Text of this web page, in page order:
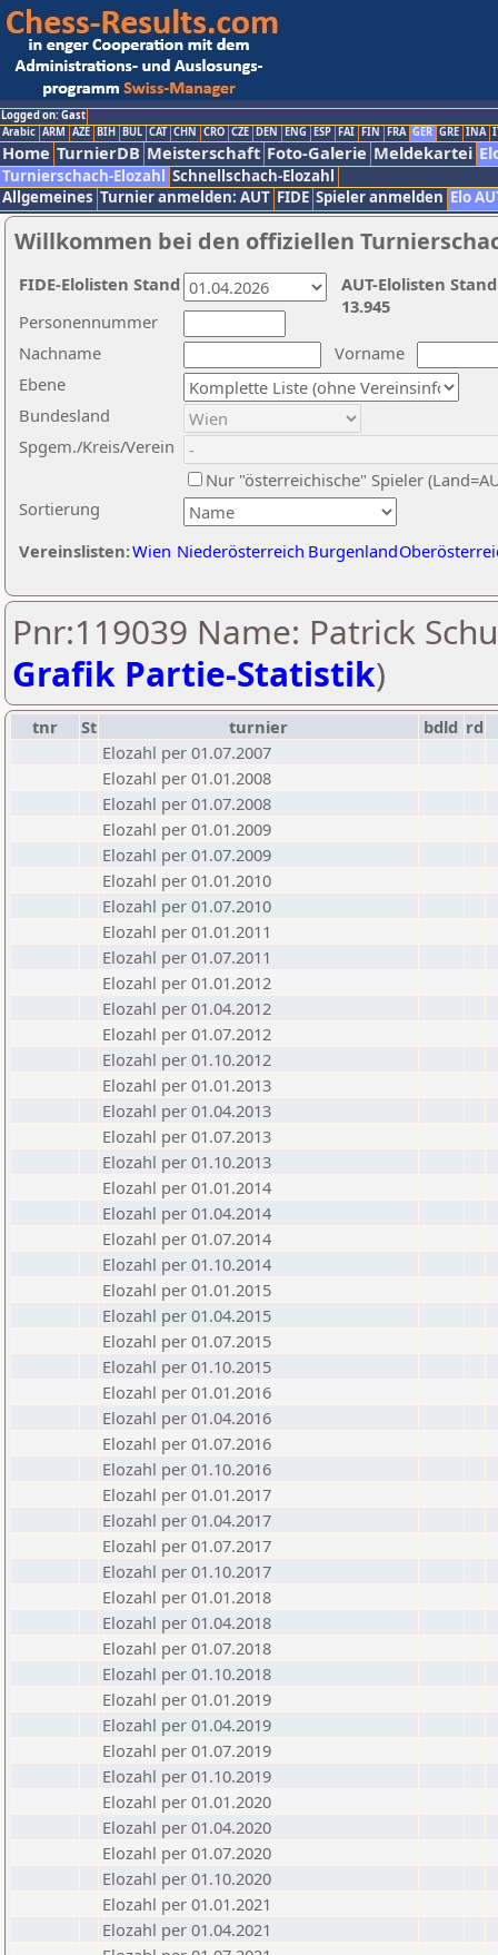
Logged on: Gast
Arabic ARM AZE BIH BUL CAT CHN CRO CZE DEN ENG ESP FAI FIN FRA GER GRE INA
Home TurnierDB Meisterschaft Foto-Galerie Meldekartei
Turnierschach-Elozahl Schnellschach-Elozahl
Allgemeines Turnier anmelden: AUT FIDE Spieler anmelden Elo
Willkommen bei den offiziellen
Nachname
Vorname
Ebene
Sortierung
Personennummer
Bundesland
Spgem./Kreis/Verein
Nur "österreichische" Spieler
Vereinslisten:Wien Niederösterreich Burgenland
AUT-Elolisten
13.945
FIDE-Elolisten Stand
Pnr:119039 Name: Patrick
Grafik Partie-Statistik)
tnr St turnier bdld rd
Elozahl per 01.07.2007
Elozahl per 01.01.2008
Elozahl per 01.07.2008
Elozahl per 01.01.2009
Elozahl per 01.07.2009
Elozahl per 01.01.2010
Elozahl per 01.07.2010
Elozahl per 01.01.2011
Elozahl per 01.07.2011
Elozahl per 01.01.2012
Elozahl per 01.04.2012
Elozahl per 01.07.2012
Elozahl per 01.10.2012
Elozahl per 01.01.2013
Elozahl per 01.04.2013
Elozahl per 01.07.2013
Elozahl per 01.10.2013
Elozahl per 01.01.2014
Elozahl per 01.04.2014
Elozahl per 01.07.2014
Elozahl per 01.10.2014
Elozahl per 01.01.2015
Elozahl per 01.04.2015
Elozahl per 01.07.2015
Elozahl per 01.10.2015
Elozahl per 01.01.2016
Elozahl per 01.04.2016
Elozahl per 01.07.2016
Elozahl per 01.10.2016
Elozahl per 01.01.2017
Elozahl per 01.04.2017
Elozahl per 01.07.2017
Elozahl per 01.10.2017
Elozahl per 01.01.2018
Elozahl per 01.04.2018
Elozahl per 01.07.2018
Elozahl per 01.10.2018
Elozahl per 01.01.2019
Elozahl per 01.04.2019
Elozahl per 01.07.2019
Elozahl per 01.10.2019
Elozahl per 01.01.2020
Elozahl per 01.04.2020
Elozahl per 01.07.2020
Elozahl per 01.10.2020
Elozahl per 01.01.2021
Elozahl per 01.04.2021